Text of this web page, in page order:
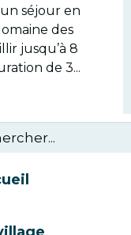
séjour en
des
jusqu’à 8
de 3...